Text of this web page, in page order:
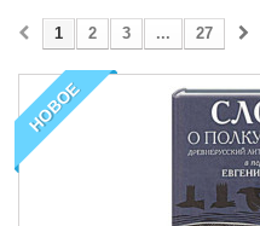
1 2 3 ... 27
НОВОЕ